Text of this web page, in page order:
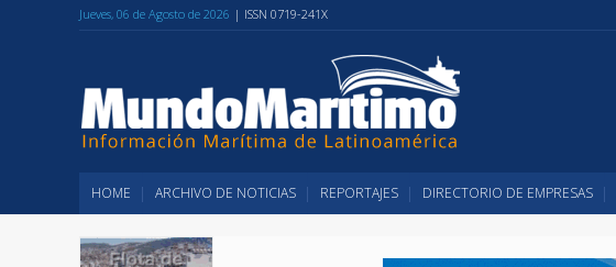
Jueves, 06 de Agosto de 2026 | ISSN 0719-241X
HOME ARCHIVO DE NOTICIAS REPORTAJES DIRECTORIO DE EMPRESAS